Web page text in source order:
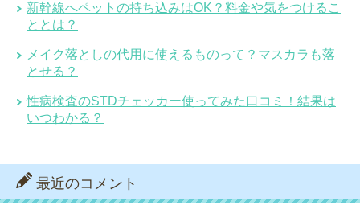
新幹線へペットの持ち込みはOK？料金や気をつけるこ
ととは？
メイク落としの代用に使えるものって？マスカラも落
とせる？
性病検査のSTDチェッカー使ってみた口コミ！結果は
いつわかる？
最近のコメント